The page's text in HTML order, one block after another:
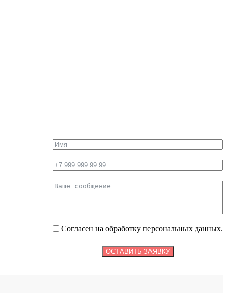
Согласен на обработку персональных данных.
ОСТАВИТЬ ЗАЯВКУ